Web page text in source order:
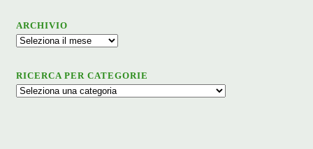
ARCHIVIO
Archivio
RICERCA PER CATEGORIE
Ricerca